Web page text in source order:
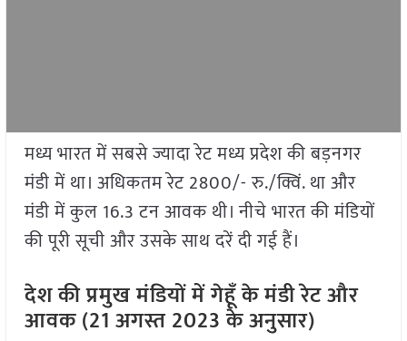
मध्य भारत में सबसे ज्यादा रेट मध्य प्रदेश की बड़नगर
मंडी में था। अधिकतम रेट 2800/- रु./क्विं. था और
मंडी में कुल 16.3 टन आवक थी। नीचे भारत की मंडियों
की पूरी सूची और उसके साथ दरें दी गई हैं।
देश की प्रमुख मंडियों में गेहूँ के मंडी रेट और
आवक (21 अगस्त 2023 के अनुसार)